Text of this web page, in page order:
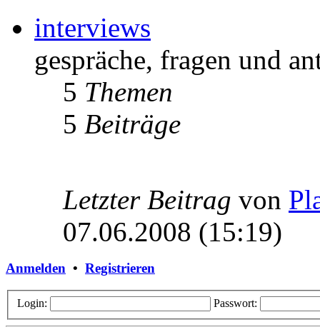
interviews
gespräche, fragen und
5 Themen
5 Beiträge
Letzter Beitrag von
07.06.2008 (15:19)
Anmelden • Registrieren
Login: Passwort: